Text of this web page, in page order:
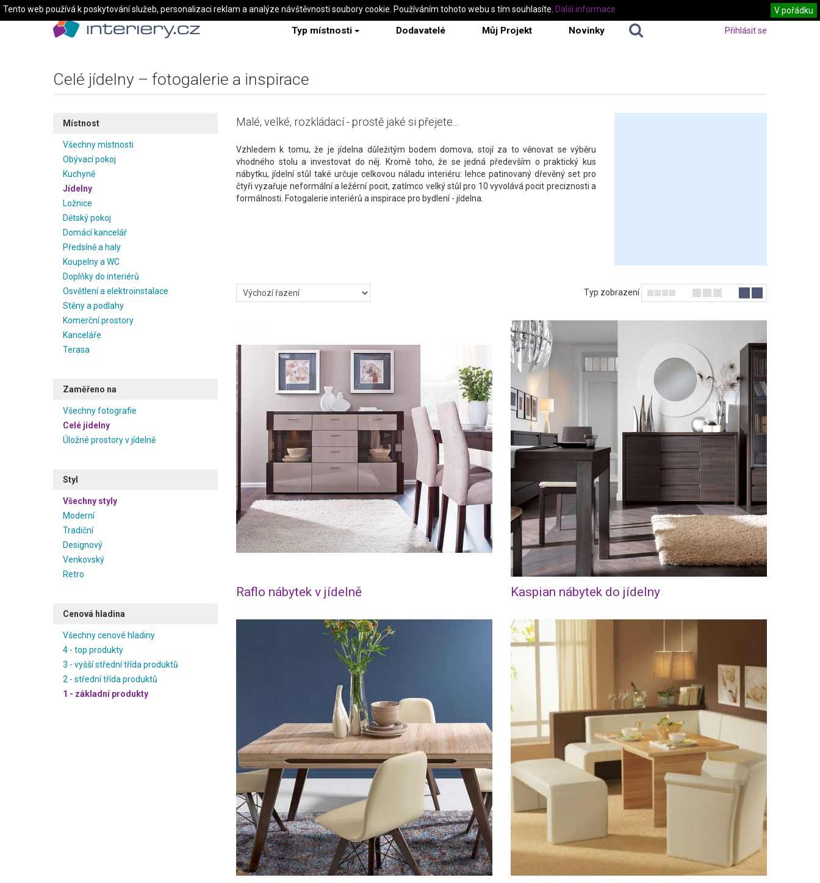
Typ místnosti Dodavatelé Můj Projekt Novinky Přihlásit se
Celé jídelny – fotogalerie a inspirace
Místnost
Všechny místnosti
Obývací pokoj
Kuchyně
Jídelny
Ložnice
Dětský pokoj
Domácí kancelář
Předsíně a haly
Koupelny a WC
Doplňky do interiérů
Osvětlení a elektroinstalace
Stěny a podlahy
Komerční prostory
Kanceláře
Terasa
Zaměřeno na
Všechny fotografie
Celé jídelny
Úložné prostory v jídelně
Styl
Všechny styly
Moderní
Tradiční
Designový
Venkovský
Retro
Cenová hladina
Všechny cenové hladiny
4 - top produkty
3 - vyšší střední třída produktů
2 - střední třída produktů
1 - základní produkty
Malé, velké, rozkládací - prostě jaké si přejete...
Vzhledem k tomu, že je jídelna důležitým bodem domova, stojí za to věnovat se výběru
vhodného stolu a investovat do něj. Kromě toho, že se jedná především o praktický kus
nábytku, jídelní stůl také určuje celkovou náladu interiéru: lehce patinovaný dřevěný set pro
čtyři vyzařuje neformální a ležérní pocit, zatímco velký stůl pro 10 vyvolává pocit preciznosti a
formálnosti. Fotogalerie interiérů a inspirace pro bydlení - jídelna.
Typ zobrazení
Raflo nábytek v jídelně Kaspian nábytek do jídelny
Tento web používá k poskytování služeb, personalizaci reklam a analýze návštěvnosti soubory cookie. Používáním tohoto webu s tím souhlasíte. V pořádku
Další informace